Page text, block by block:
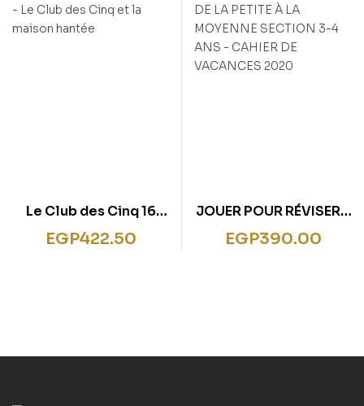
Le Club des Cinq 16
NED – Le Club des Cinq
et la maison hantée
EGP422.50
JOUER POUR RÉVISER –
DE LA PETITE À LA
MOYENNE SECTION 3-4
EGP390.00